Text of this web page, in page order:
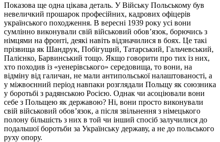
Показова ще одна цікава деталь. У Війську Польському був
невеличкий прошарок професійних, кадрових офіцерів
українського походження. В вересні 1939 року усі вони
сумлінно виконували свій військовий обов’язок, борючись з
німцями на фронті, деякі навіть відзначилися в боях. Це такі
прізвища як Шандрук, Побігущий, Татарський, Гальчевський,
Палієнко, Барвинський тощо. Якщо говорити про тих із них,
хто походив із «уенерівського» середовища, то вони, на
відміну від галичан, не мали антипольської налаштованості, а
у міжвоєнний період навпаки розглядали Польщу як союзника
у боротьбі з радянською Росією. Однак чи асоціювали вони
себе з Польщею як державою? Ні, вони просто виконували
свій військовий обов’язок, а після звільнення з німецького
полону більшість з них в той чи інший спосіб залучилися до
подальшої боротьби за Українську державу, а не до польського
руху опору.